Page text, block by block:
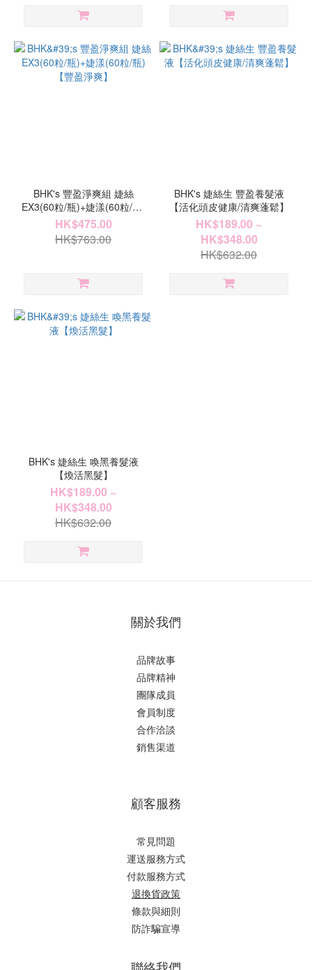
BHK's 豐盈淨爽組 婕絲
EX3(60粒/瓶)+婕漾(60粒/瓶)
【豐盈淨爽】
HK$475.00
HK$763.00
BHK's 婕絲生 豐盈養髮液
【活化頭皮健康/清爽蓬鬆】
HK$189.00 ~
HK$348.00
HK$632.00
BHK's 婕絲生 喚黑養髮液
【煥活黑髮】
HK$189.00 ~
HK$348.00
HK$632.00
關於我們
品牌故事
品牌精神
團隊成員
會員制度
合作洽談
銷售渠道
顧客服務
常見問題
運送服務方式
付款服務方式
退換貨政策
條款與細則
防詐騙宣導